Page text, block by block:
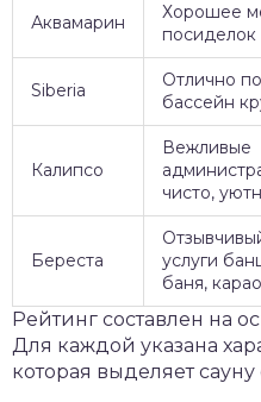
Аквамарин
Хорошее
посиделок
Siberia
Отлично
бассейн
Калипсо
Вежливые
чисто,
Береста
услуги
баня,
Рейтинг составлен на
Для каждой указана
которая выделяет